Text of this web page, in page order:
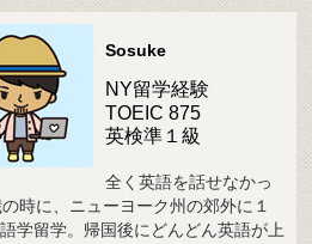
Sosuke
NY留学経験
TOEIC 875
英検準１級
全く英語を話せなかっ
時に、ニューヨーク州の郊外に１
学留学。帰国後にどんどん英語が上